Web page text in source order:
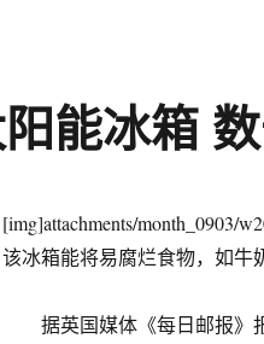
能冰箱
[img]attachments/month_0903/
该冰箱能将易腐烂食物，如牛
据英国媒体《每日邮报》